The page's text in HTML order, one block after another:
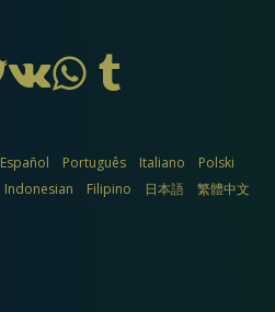
Español Português Italiano
Polski
Indonesian Filipino 日本語 繁體中文